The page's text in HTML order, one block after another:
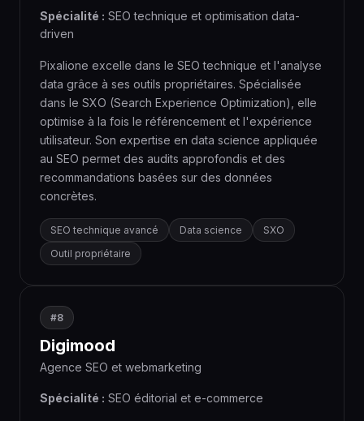
Spécialité : SEO technique et optimisation data-
driven
Pixalione excelle dans le SEO technique et l'analyse
data grâce à ses outils propriétaires. Spécialisée
dans le SXO (Search Experience Optimization), elle
optimise à la fois le référencement et l'expérience
utilisateur. Son expertise en data science appliquée
au SEO permet des audits approfondis et des
recommandations basées sur des données
concrètes.
SEO technique avancé Data science
SXO
Outil propriétaire
#8
Digimood
Agence SEO et webmarketing
Spécialité : SEO éditorial et e-commerce